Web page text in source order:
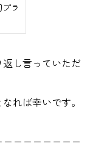
ラ
返し言っていただ
れば幸いです。
ーーーーーーー